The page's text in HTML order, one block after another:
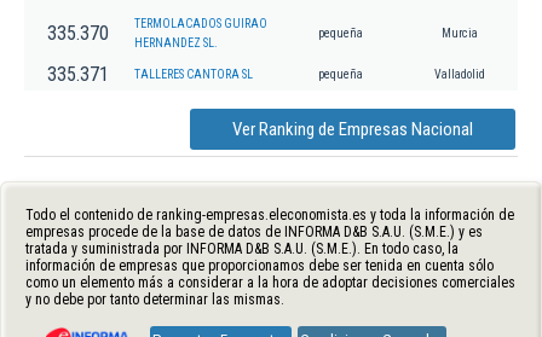
335.370
TERMOLACADOS GUIRAO
HERNANDEZ SL.
pequeña Murcia
335.371 TALLERES CANTORA SL pequeña Valladolid
Ver Ranking de Empresas Nacional
Todo el contenido de ranking-empresas.eleconomista.es y toda la información de
empresas procede de la base de datos de INFORMA D&B S.A.U. (S.M.E.) y es
tratada y suministrada por INFORMA D&B S.A.U. (S.M.E.). En todo caso, la
información de empresas que proporcionamos debe ser tenida en cuenta sólo
como un elemento más a considerar a la hora de adoptar decisiones comerciales
y no debe por tanto determinar las mismas.